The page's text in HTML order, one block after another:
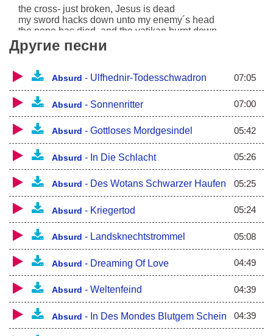
the cross- just broken, Jesus is dead
my sword hacks down unto my enemy´s head
the pope has died, and the vatikan burnt down
Jesus will never wear his golden crown
the christians are punished for their bad sins
in hell where dark Lord forever reigns
Другие песни
Absurd - Ulfhednir-Todesschwadron 07:05
Absurd - Sonnenritter 07:00
Absurd - Gottloses Mordgesindel 05:42
Absurd - In Die Schlacht 05:26
Absurd - Des Wotans Schwarzer Haufen 05:25
Absurd - Kriegertod 05:24
Absurd - Landsknechtstrommel 05:08
Absurd - Dreaming Of Love 04:49
Absurd - Weltenfeind 04:39
Absurd - In Des Mondes Blutgem Schein 04:39